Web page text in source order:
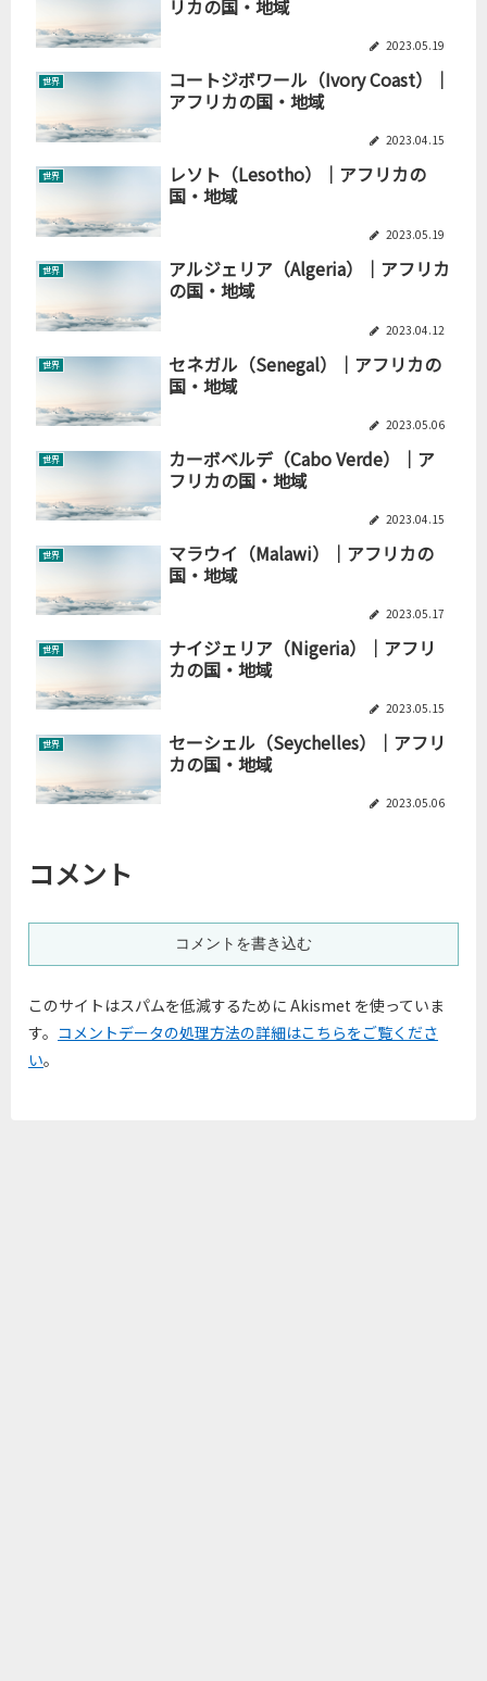
リカの国・地域
2023.05.19
世界
コートジボワール（Ivory Coast）｜
アフリカの国・地域
2023.04.15
世界
レソト（Lesotho）｜アフリカの
国・地域
2023.05.19
世界
アルジェリア（Algeria）｜アフリカ
の国・地域
2023.04.12
世界
セネガル（Senegal）｜アフリカの
国・地域
2023.05.06
世界
カーボベルデ（Cabo Verde）｜ア
フリカの国・地域
2023.04.15
世界
マラウイ（Malawi）｜アフリカの
国・地域
2023.05.17
世界
ナイジェリア（Nigeria）｜アフリ
カの国・地域
2023.05.15
世界
セーシェル（Seychelles）｜アフリ
カの国・地域
2023.05.06
コメント
コメントを書き込む
このサイトはスパムを低減するために Akismet を使っていま
す。 コメントデータの処理方法の詳細はこちらをご覧くださ
い。